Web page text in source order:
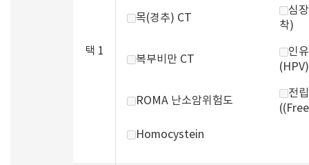
택 1
목(경추) CT
심
착)
복부비만 CT
인
(HPV)
ROMA 난소암위험도
전
Homocystein